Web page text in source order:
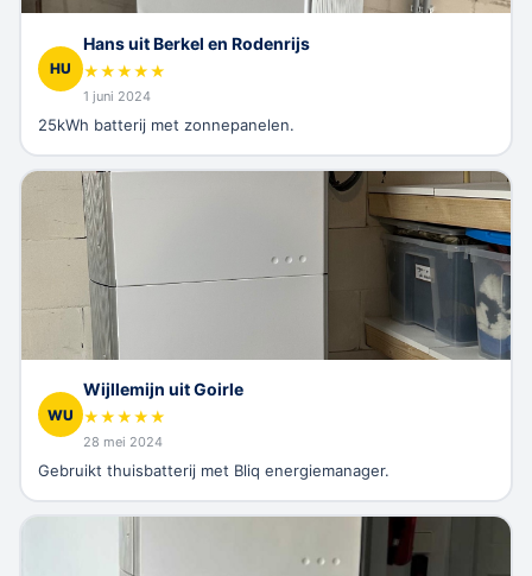
HU
Hans uit Berkel en Rodenrijs
★★★★★
1 juni 2024
25kWh batterij met zonnepanelen.
WU
Wijllemijn uit Goirle
★★★★★
28 mei 2024
Gebruikt thuisbatterij met Bliq energiemanager.